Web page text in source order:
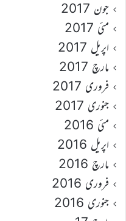
جون 2017
مئی 2017
اپریل 2017
مارچ 2017
فروری 2017
جنوری 2017
مئی 2016
اپریل 2016
مارچ 2016
فروری 2016
جنوری 2016